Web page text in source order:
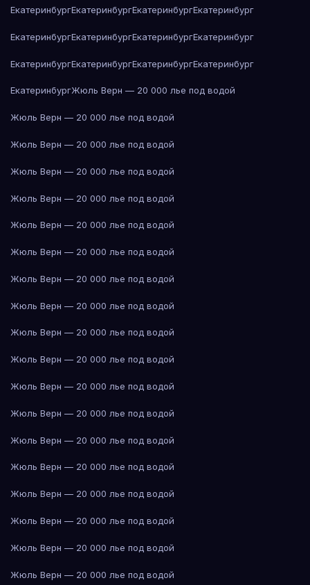
ЕкатеринбургЕкатеринбургЕкатеринбургЕкатеринбург
ЕкатеринбургЕкатеринбургЕкатеринбургЕкатеринбург
ЕкатеринбургЕкатеринбургЕкатеринбургЕкатеринбург
ЕкатеринбургЖюль Верн — 20 000 лье под водой
Жюль Верн — 20 000 лье под водой
Жюль Верн — 20 000 лье под водой
Жюль Верн — 20 000 лье под водой
Жюль Верн — 20 000 лье под водой
Жюль Верн — 20 000 лье под водой
Жюль Верн — 20 000 лье под водой
Жюль Верн — 20 000 лье под водой
Жюль Верн — 20 000 лье под водой
Жюль Верн — 20 000 лье под водой
Жюль Верн — 20 000 лье под водой
Жюль Верн — 20 000 лье под водой
Жюль Верн — 20 000 лье под водой
Жюль Верн — 20 000 лье под водой
Жюль Верн — 20 000 лье под водой
Жюль Верн — 20 000 лье под водой
Жюль Верн — 20 000 лье под водой
Жюль Верн — 20 000 лье под водой
Жюль Верн — 20 000 лье под водой